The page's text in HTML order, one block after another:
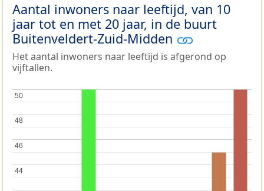
Aantal inwoners naar leeftijd, van 10
jaar tot en met 20 jaar, in de buurt
Buitenveldert-Zuid-Midden
Het aantal inwoners naar leeftijd is afgerond op
vijftallen.
44
44
46
46
48
48
50
50